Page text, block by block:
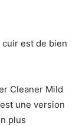
cuir est de bien
Cleaner Mild
une version
plus